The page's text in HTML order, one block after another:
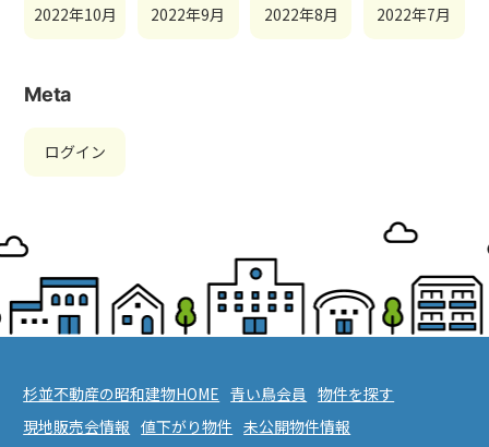
2022年10月 2022年9月 2022年8月 2022年7月
Meta
ログイン
杉並不動産の昭和建物HOME 青い鳥会員
物件を探す
現地販売会情報 値下がり物件 未公開物件情報